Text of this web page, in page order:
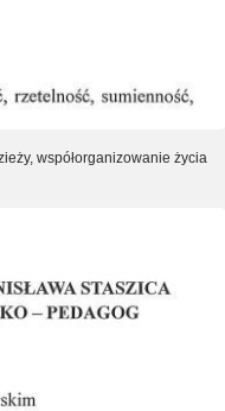
współorganizowanie życia